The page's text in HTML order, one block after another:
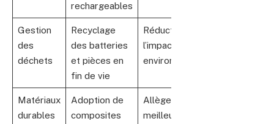
rechargeables
Gestion
des
déchets
Recyclage
des batteries
et pièces en
fin de vie
Réduction de
l’impact
environnemental
Matériaux
durables
Adoption de
composites
Allègement et
meilleure